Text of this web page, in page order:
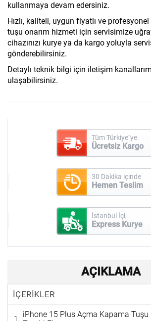
kullanmaya devam edersiniz.
Hızlı, kaliteli, uygun fiyatlı ve
tuşu onarım hizmeti için servisimize
cihazınızı kurye ya da kargo yoluyla
gönderebilirsiniz.
Detaylı teknik bilgi için iletişim
ulaşabilirsiniz.
Tüm Türkiye`ye
Ücretsiz Kargo
30 Dakika içinde
Hemen Teslim
İstanbul İçi,
Express Kurye
AÇIKLAMA
İÇERİKLER
iPhone 15 Plus Açma Kapama Tuşu